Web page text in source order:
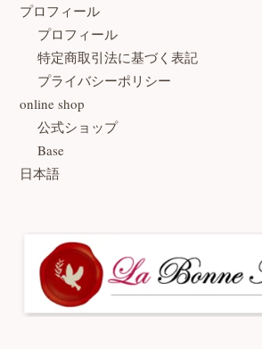
プロフィール
プロフィール
特定商取引法に基づく表記
プライバシーポリシー
online shop
公式ショップ
Base
日本語